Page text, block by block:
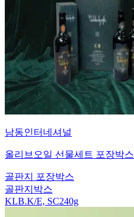
남동인터네셔널
올리브오일 선물세트 포장박스
골판지 포장박스
골판지박스
KLB.K/E, SC240g